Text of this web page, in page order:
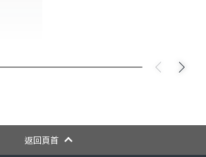
返回頁首